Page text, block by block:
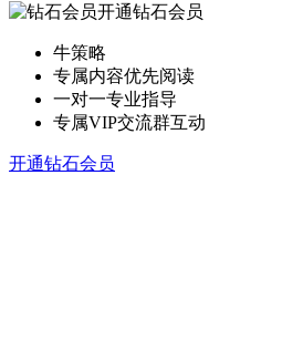
开通钻石会员
牛策略
专属内容优先阅读
一对一专业指导
专属VIP交流群互动
开通钻石会员